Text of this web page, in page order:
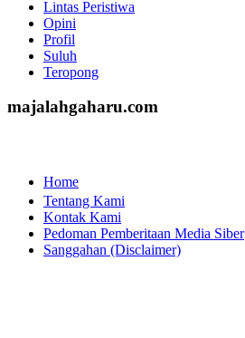
Lintas Peristiwa
Opini
Profil
Suluh
Teropong
majalahgaharu.com
Home
Tentang Kami
Kontak Kami
Pedoman Pemberitaan Media Siber
Sanggahan (Disclaimer)